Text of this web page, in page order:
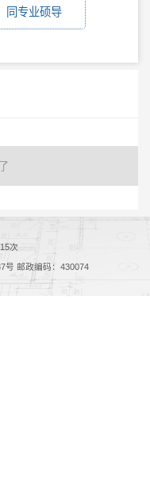
同专业硕导
次
号 邮政编码：430074